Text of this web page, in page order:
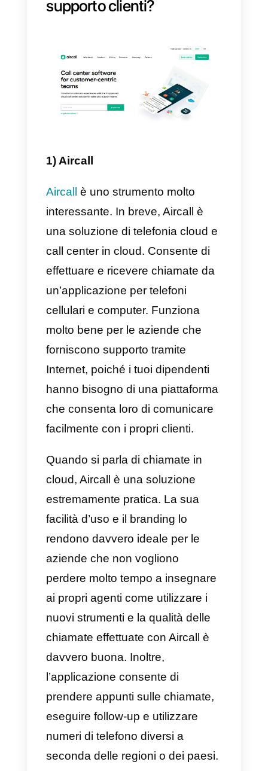
Le aziende hanno
strumenti per gestire
correttamente il lavoro che
svolgono. Questi strumenti
quello che è il servizio clienti e
ognuno di essi contribuisce,
all’interno delle proprie possibilità,
al miglioramento di compiti
specifici nel lavoro quotidiano.
In conclusione, le aziende hanno
bisogno questi strumenti per
migliorare l’efficacia del lavoro dei
loro agenti. Consentono di
svolgere le attività in modo
automatizzato, centralizzano il
migliorano la produttività dei
Quali sono i 5 migliori
strumenti per i team di
supporto clienti?